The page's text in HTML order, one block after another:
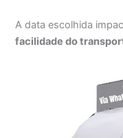
A data escolhida
facilidade do